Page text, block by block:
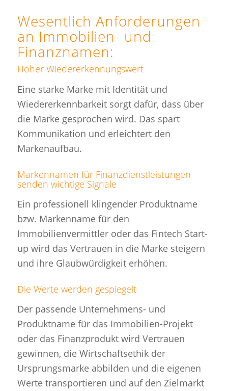
Wesentlich Anforderungen
an Immobilien- und
Finanznamen:
Hoher Wiedererkennungswert
Eine starke Marke mit Identität und
Wiedererkennbarkeit sorgt dafür, dass über
die Marke gesprochen wird. Das spart
Kommunikation und erleichtert den
Markenaufbau.
Markennamen für Finanzdienstleistungen
senden wichtige Signale
Ein professionell klingender Produktname
bzw. Markenname für den
Immobilienvermittler oder das Fintech Start-
up wird das Vertrauen in die Marke steigern
und ihre Glaubwürdigkeit erhöhen.
Die Werte werden gespiegelt
Der passende Unternehmens- und
Produktname für das Immobilien-Projekt
oder das Finanzprodukt wird Vertrauen
gewinnen, die Wirtschaftsethik der
Ursprungsmarke abbilden und die eigenen
Werte transportieren und auf den Zielmarkt